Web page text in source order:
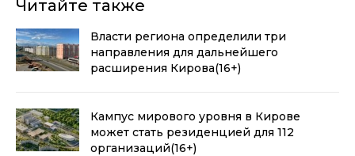
Читайте также
Власти региона определили три
направления для дальнейшего
расширения Кирова(16+)
Кампус мирового уровня в Кирове
может стать резиденцией для 112
организаций(16+)